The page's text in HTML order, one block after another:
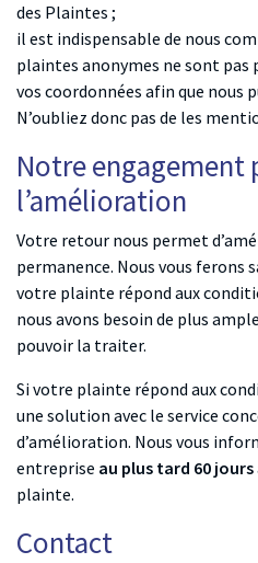
des Plaintes ;
il est indispensable de nous
plaintes anonymes ne sont pas
vos coordonnées afin que nous
N’oubliez donc pas de les
Notre engagement
l’amélioration
Votre retour nous permet
permanence. Nous vous ferons
votre plainte répond aux
nous avons besoin de plus
pouvoir la traiter.
Si votre plainte répond aux
une solution avec le service
d’amélioration. Nous vous
entreprise au plus tard 60 jours
plainte.
Contact